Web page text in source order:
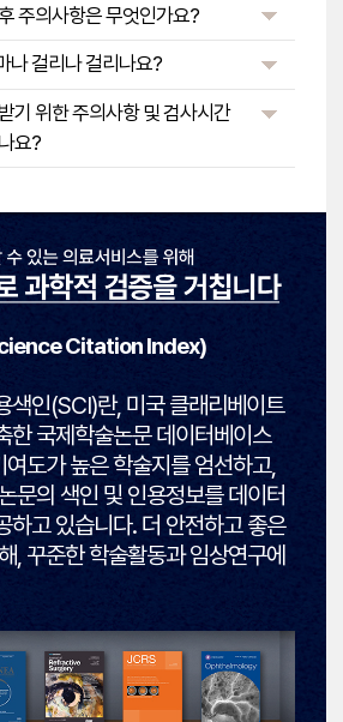
주의사항은 무엇인가요?
나 걸리나 걸리나요?
기 위한 주의사항 및 검사시간
요?
Citation Index)
색인(SCI)란, 미국 클래리베이트
한 국제학술논문 데이터베이스
여도가 높은 학술지를 엄선하고,
문의 색인 및 인용정보를 데이터
하고 있습니다. 더 안전하고 좋은
, 꾸준한 학술활동과 임상연구에